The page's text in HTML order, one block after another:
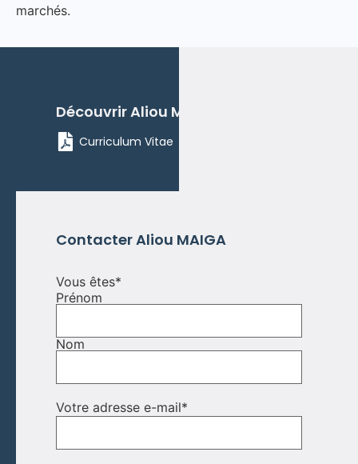
marchés.
DécouvrirAliou MAIGA
Curriculum Vitae
ContacterAliou MAIGA
Vous êtes*
Prénom
Nom
Votre adresse e-mail*